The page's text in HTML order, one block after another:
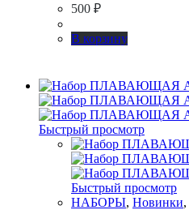
500 ₽
В корзину
Быстрый просмотр
Быстрый просмотр
НАБОРЫ, Новинки,